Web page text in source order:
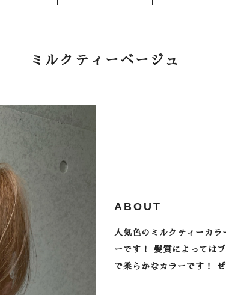
ミルクティーベージュ
ABOUT
人気色のミルクティーカ
ーです！ 髪質によっては
で柔らかなカラーです！